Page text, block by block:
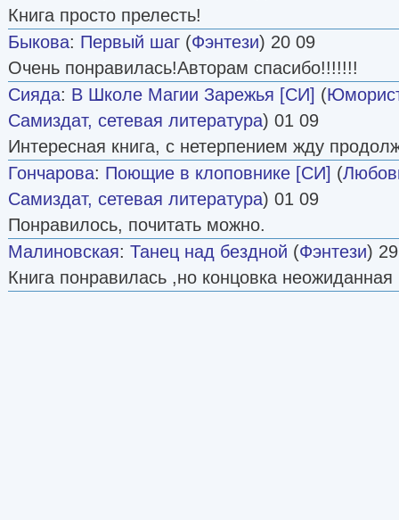
Книга просто прелесть!
Быкова: Первый шаг (Фэнтези) 20 09
Очень понравилась!Авторам спасибо!!!!!!!
Сияда: В Школе Магии Зарежья [СИ] (
Самиздат, сетевая литература) 01 09
Интересная книга, с нетерпением жду
Гончарова: Поющие в клоповнике [СИ] (
Самиздат, сетевая литература) 01 09
Понравилось, почитать можно.
Малиновская: Танец над бездной (Фэнтези)
Книга понравилась ,но концовка неожиданная